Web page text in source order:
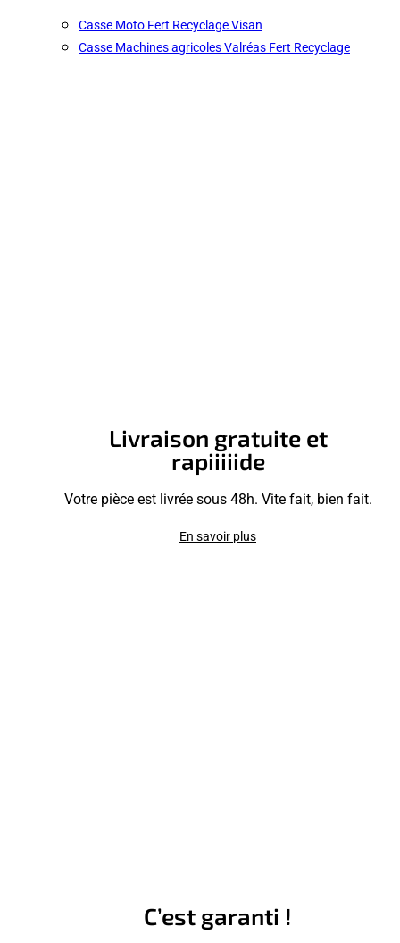
Casse Moto Fert Recyclage Visan
Casse Machines agricoles Valréas Fert Recyclage
Livraison gratuite et
rapiiiiide
Votre pièce est livrée sous 48h. Vite fait, bien fait.
En savoir plus
C’est garanti !